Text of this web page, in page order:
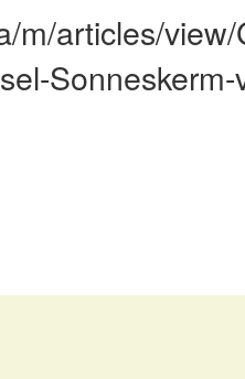
m/articles/